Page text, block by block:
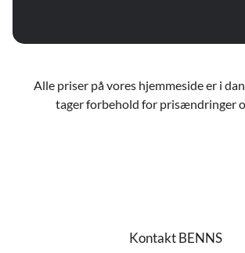
Alle priser på vores hjemmeside er i
tager forbehold for prisændringer
Kontakt BENNS